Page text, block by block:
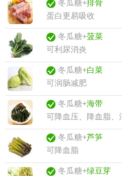
冬瓜糖+排骨
蛋白更易吸收
冬瓜糖+菠菜
可利尿消炎
冬瓜糖+白菜
可润肠减肥
冬瓜糖+海带
可降血压、降血脂、
冬瓜糖+芦笋
可降血脂
冬瓜糖+绿豆芽